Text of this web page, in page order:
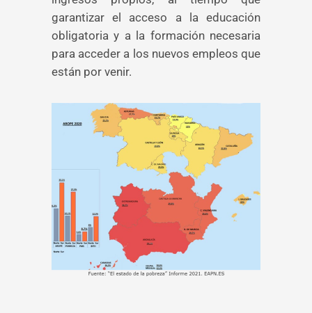
garantizar el acceso a la educación
obligatoria y a la formación necesaria
para acceder a los nuevos empleos que
están por venir.